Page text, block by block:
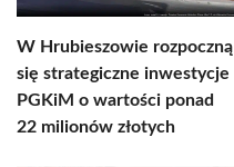
W Hrubieszowie rozpoczną
się strategiczne inwestycje
PGKiM o wartości ponad
22 milionów złotych